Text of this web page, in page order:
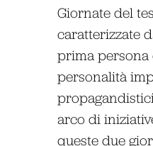
Giornate del
caratterizzate
prima persona
personalità
arco di
queste due